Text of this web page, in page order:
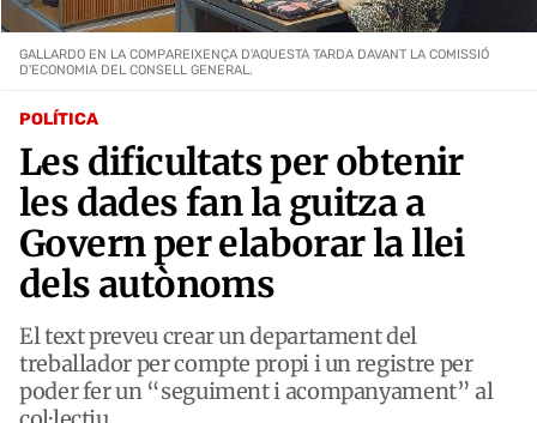
POLÍTICA
Les dificultats per obtenir
les dades fan la guitza a
Govern per elaborar la llei
dels autònoms
El text preveu crear un departament del
treballador per compte propi i un registre per
poder fer un “seguiment i acompanyament” al
GALLARDO EN LA COMPAREIXENÇA D'AQUESTA TARDA DAVANT LA COMISSIÓ
D'ECONOMIA DEL CONSELL GENERAL.